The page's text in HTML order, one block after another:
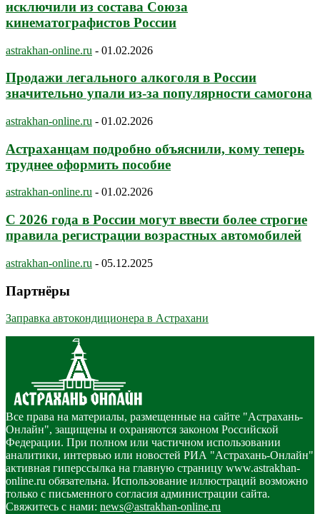
исключили из состава Союза
кинематографистов России
astrakhan-online.ru - 01.02.2026
Продажи легального алкоголя в России
значительно упали из-за популярности самогона
astrakhan-online.ru - 01.02.2026
Астраханцам подробно объяснили, кому теперь
труднее оформить пособие
astrakhan-online.ru - 01.02.2026
С 2026 года в России могут ввести более строгие
правила регистрации возрастных автомобилей
astrakhan-online.ru - 05.12.2025
Партнёры
Заправка автокондиционера в Астрахани
Все права на материалы, размещенные на сайте "Астрахань-
Онлайн", защищены и охраняются законом Российской
Федерации. При полном или частичном использовании
аналитики, интервью или новостей РИА "Астрахань-Онлайн"
активная гиперссылка на главную страницу www.astrakhan-
online.ru обязательна. Использование иллюстраций возможно
только с письменного согласия администрации сайта.
Свяжитесь с нами: news@astrakhan-online.ru